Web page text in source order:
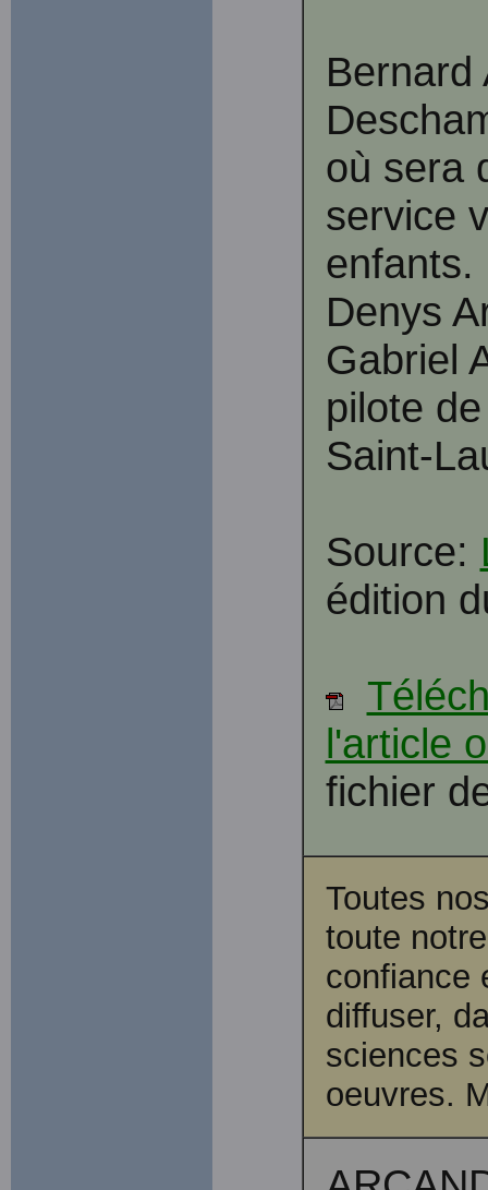
Bernard
où sera
service
enfants.
Denys
Gabriel
pilote
Saint-
Source:
édition
l'article
fichier
Toutes
toute
confiance
diffuser,
sciences
oeuvres.